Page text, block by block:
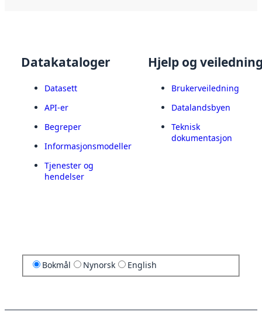
Datakataloger
Datasett
API-er
Begreper
Informasjonsmodeller
Tjenester og
hendelser
Hjelp og
Brukerveiledning
Datalandsbyen
Teknisk
dokumentasjon
Bokmål Nynorsk English